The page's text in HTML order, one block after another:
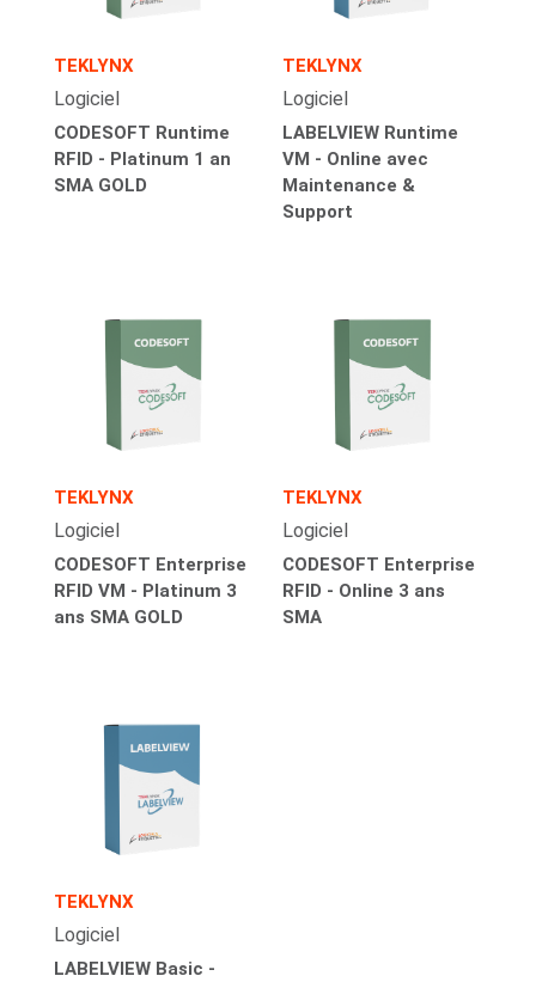
TEKLYNX
Logiciel
CODESOFT Runtime
RFID - Platinum 1 an
SMA GOLD
TEKLYNX
Logiciel
LABELVIEW Runtime
VM - Online avec
Maintenance &
Support
TEKLYNX
Logiciel
CODESOFT Enterprise
RFID VM - Platinum 3
ans SMA GOLD
TEKLYNX
Logiciel
CODESOFT Enterprise
RFID - Online 3 ans
SMA
TEKLYNX
Logiciel
LABELVIEW Basic -